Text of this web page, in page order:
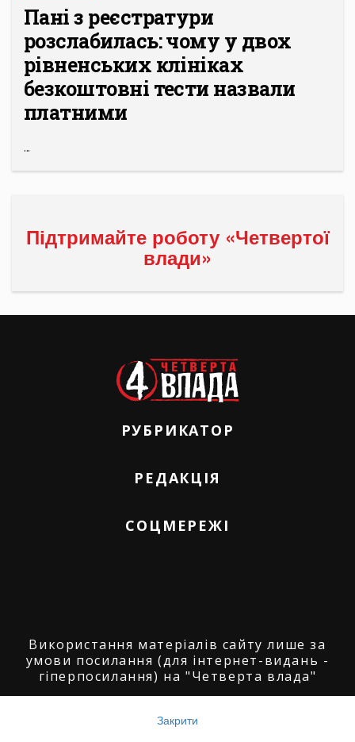
Пані з реєстратури
розслабилась: чому у двох
рівненських клініках
безкоштовні тести назвали
платними
...
Підтримайте роботу «Четвертої
влади»
РУБРИКАТОР
РЕДАКЦІЯ
СОЦМЕРЕЖІ
Використання матеріалів сайту лише за
умови посилання (для інтернет-видань -
гіперпосилання) на "Четверта влада"
"Четверта влада": 2008-2026.
Закрити